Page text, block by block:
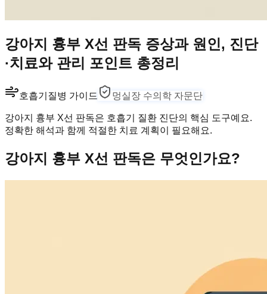
강아지 흉부 X선 판독 증상과 원인, 진단
·치료와 관리 포인트 총정리
호흡기 질병 가이드 멍실장 수의학 자문단
강아지 흉부 X선 판독은 호흡기 질환 진단의 핵심 도구예요.
정확한 해석과 함께 적절한 치료 계획이 필요해요.
강아지 흉부 X선 판독은 무엇인가요?